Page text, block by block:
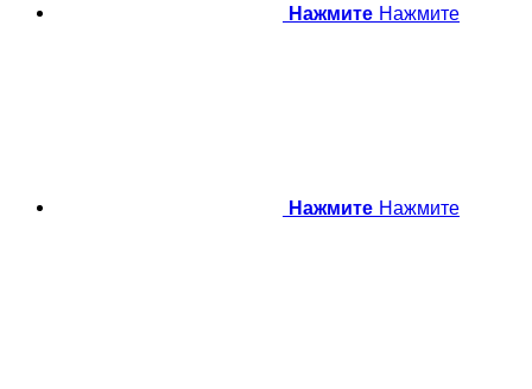
Нажмите Нажмите
Нажмите Нажмите